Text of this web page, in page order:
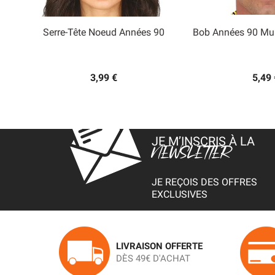
Serre-Tête Noeud Années 90
3,99 €
Bob Années 90
5,49
JE M’INSCRIS À LA
NEWSLETTER
JE REÇOIS DES OFFRES
EXCLUSIVES
LIVRAISON OFFERTE
DÈS 49€ D'ACHAT